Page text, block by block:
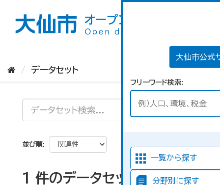
大仙市公式
フリーワード検索
一覧から探す
分野別に探す
データセット
並び順
1 件のデータセットが見つか